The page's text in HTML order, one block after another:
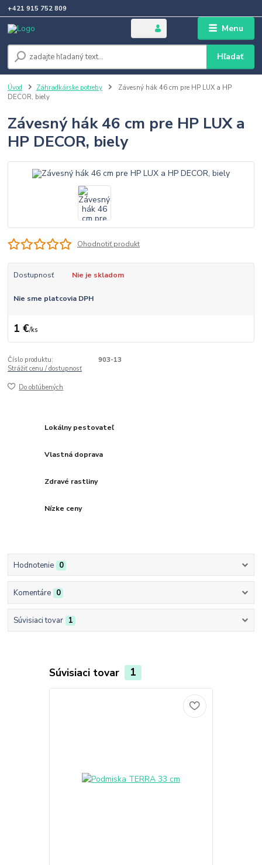
Menu
Hľadať
+421 915 752 809
Úvod Záhradkárske potreby
Závesný hák 46 cm pre HP LUX a HP
DECOR, biely
Závesný hák 46 cm pre HP LUX a
HP DECOR, biely
Ohodnotiť produkt
Dostupnosť Nie je skladom
Nie sme platcovia DPH
1 €/ks
Číslo produktu:
903-13
Strážiť cenu / dostupnosť
Do obľúbených
Lokálny pestovateľ
Vlastná doprava
Zdravé rastliny
Nízke ceny
Hodnotenie 0
Komentáre 0
Súvisiaci tovar 1
Súvisiaci tovar 1